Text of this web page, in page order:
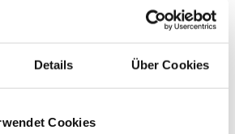
Details Über Cookies
Cookies